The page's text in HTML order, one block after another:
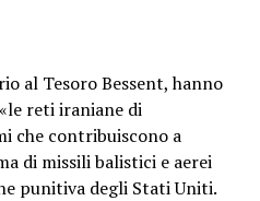
al Tesoro Bessent, hanno
reti iraniane di
che contribuiscono a
di missili balistici e aerei
punitiva degli Stati Uniti.